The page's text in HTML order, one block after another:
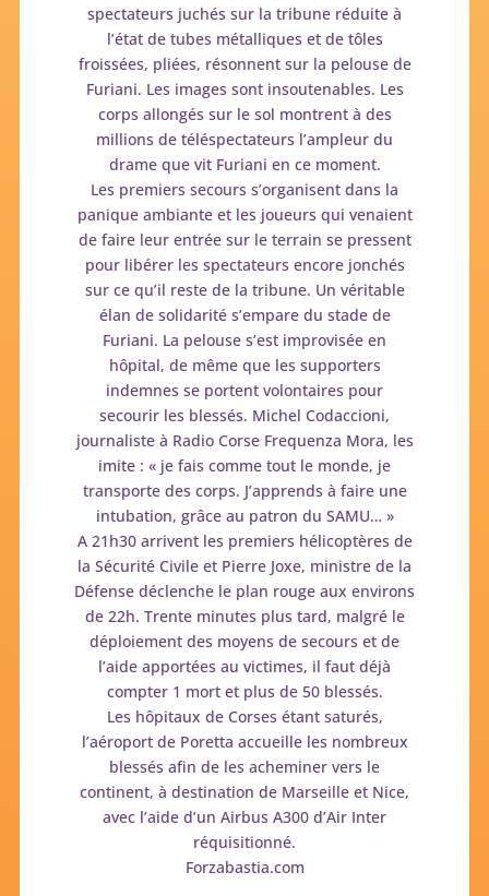
spectateurs juchés sur la tribune réduite à
l’état de tubes métalliques et de tôles
froissées, pliées, résonnent sur la pelouse de
Furiani. Les images sont insoutenables. Les
corps allongés sur le sol montrent à des
millions de téléspectateurs l’ampleur du
drame que vit Furiani en ce moment.
Les premiers secours s’organisent dans la
panique ambiante et les joueurs qui venaient
de faire leur entrée sur le terrain se pressent
pour libérer les spectateurs encore jonchés
sur ce qu’il reste de la tribune. Un véritable
élan de solidarité s’empare du stade de
Furiani. La pelouse s’est improvisée en
hôpital, de même que les supporters
indemnes se portent volontaires pour
secourir les blessés. Michel Codaccioni,
journaliste à Radio Corse Frequenza Mora, les
imite : « je fais comme tout le monde, je
transporte des corps. J’apprends à faire une
intubation, grâce au patron du SAMU… »
A 21h30 arrivent les premiers hélicoptères de
la Sécurité Civile et Pierre Joxe, ministre de la
Défense déclenche le plan rouge aux environs
de 22h. Trente minutes plus tard, malgré le
déploiement des moyens de secours et de
l’aide apportées au victimes, il faut déjà
compter 1 mort et plus de 50 blessés.
Les hôpitaux de Corses étant saturés,
l’aéroport de Poretta accueille les nombreux
blessés afin de les acheminer vers le
continent, à destination de Marseille et Nice,
avec l’aide d’un Airbus A300 d’Air Inter
réquisitionné.
Forzabastia.com